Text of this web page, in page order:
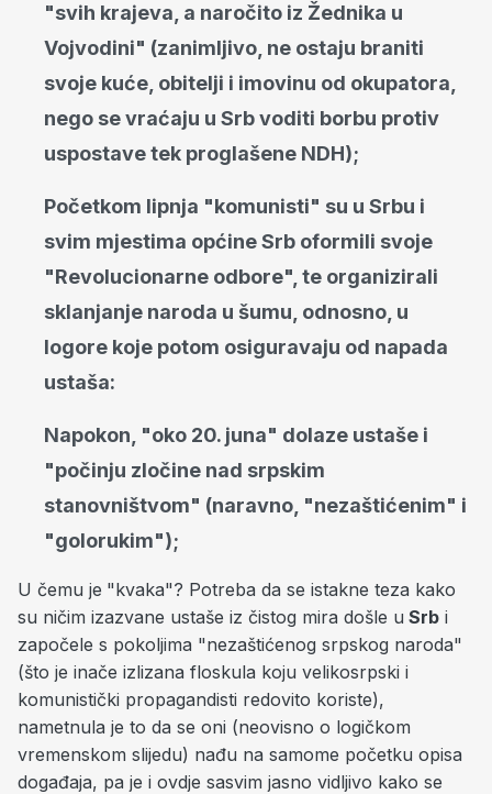
"svih krajeva, a naročito iz Žednika u
Vojvodini" (zanimljivo, ne ostaju braniti
svoje kuće, obitelji i imovinu od okupatora,
nego se vraćaju u Srb voditi borbu protiv
uspostave tek proglašene NDH);
Početkom lipnja "komunisti" su u Srbu i
svim mjestima općine Srb oformili svoje
"Revolucionarne odbore", te organizirali
sklanjanje naroda u šumu, odnosno, u
logore koje potom osiguravaju od napada
ustaša:
Napokon, "oko 20. juna" dolaze ustaše i
"počinju zločine nad srpskim
stanovništvom" (naravno, "nezaštićenim" i
"golorukim");
U čemu je "kvaka"? Potreba da se istakne teza kako
su ničim izazvane ustaše iz čistog mira došle u Srb i
započele s pokoljima "nezaštićenog srpskog naroda"
(što je inače izlizana floskula koju velikosrpski i
komunistički propagandisti redovito koriste),
nametnula je to da se oni (neovisno o logičkom
vremenskom slijedu) nađu na samome početku opisa
događaja, pa je i ovdje sasvim jasno vidljivo kako se